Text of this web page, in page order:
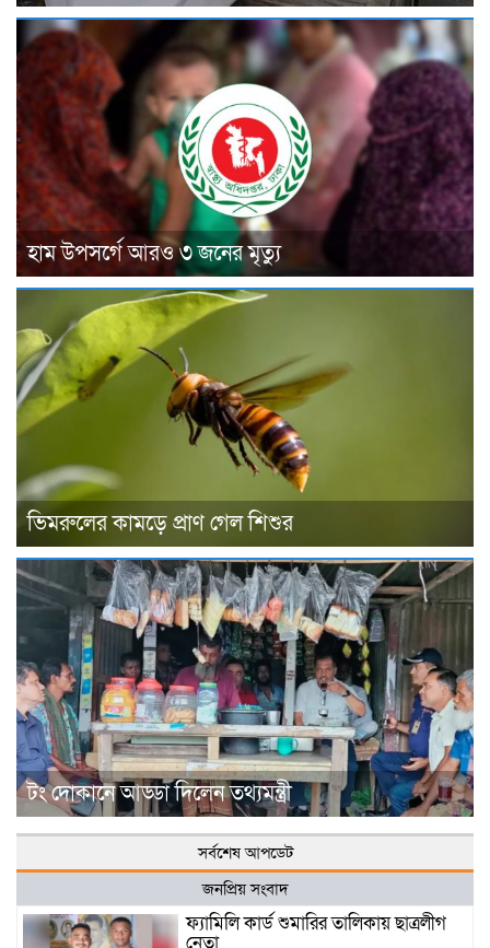
হাম উপসর্গে আরও ৩ জনের মৃত্যু
ভিমরুলের কামড়ে প্রাণ গেল শিশুর
টং দোকানে আড্ডা দিলেন তথ্যমন্ত্রী
সর্বশেষ আপডেট
জনপ্রিয় সংবাদ
ফ্যামিলি কার্ড শুমারির তালিকায় ছাত্রলীগ
নেতা